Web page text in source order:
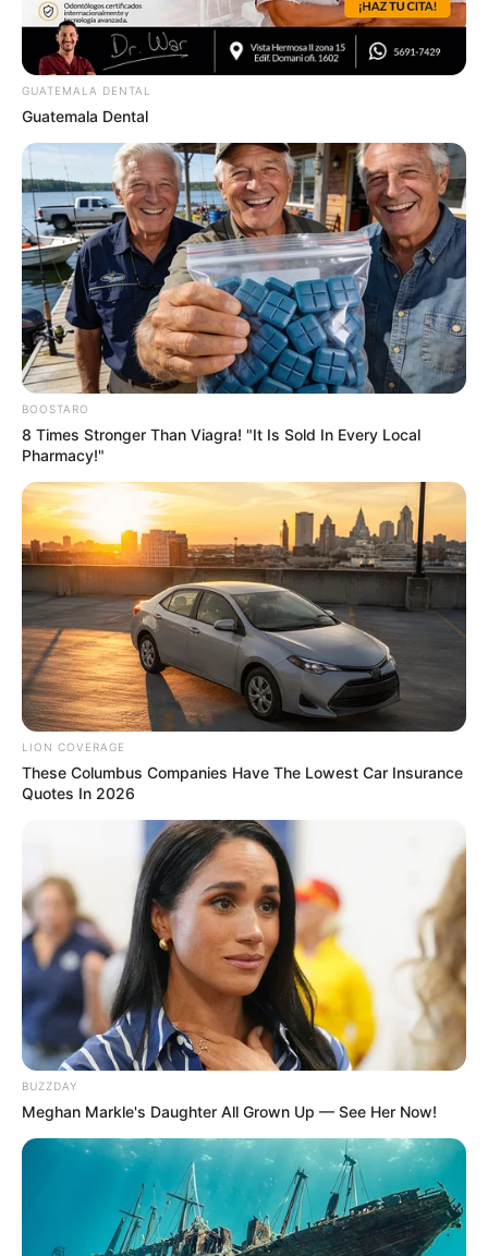
They're Unbearable! 9 Movie Characters You
Probably Remember
17 Astonishingly Beautiful Cave Churches
BRAINBERRIES
Gina Carano Finally Admits What Some Suspected
All Along
BRAINBERRIES
10 Tallest Women You Won't Believe Exist
BRAINBERRIES
GUATEMALA DENTAL
Guatemala Dental
BOOSTARO
8 Times Stronger Than Viagra! "It Is Sold In Every Local
Pharmacy!"
LION COVERAGE
These Columbus Companies Have The Lowest Car Insurance
Quotes In 2026
BUZZDAY
Meghan Markle's Daughter All Grown Up — See Her Now!